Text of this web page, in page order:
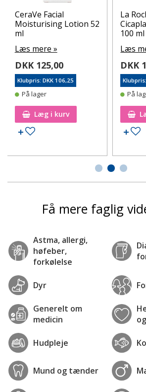
CeraVe Facial
Moisturising Lotion 52
ml
Læs mere »
DKK 125,00
Klubpris: DKK 106,25
På lager
Læg i kurv
Tilføj til ønskeseddel
La
100 ml
Læs
DKK
På
Få mere faglig
Astma, allergi,
høfeber,
forkølelse
Dyr
Generelt om
medicin
Hudpleje
Mund og tænder